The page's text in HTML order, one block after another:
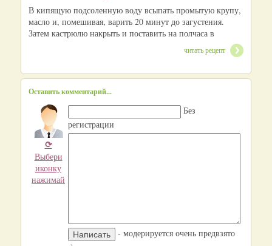
В кипящую подсоленную воду всыпать промытую крупу,
масло и, помешивая, варить 20 минут до загустения.
Затем кастрюлю накрыть и поставить на полчаса в
читать рецепт
Оставить комментарий...
⟳
Выбери
иконку
нажимай
Без
регистрации
- модерируется очень предвзято